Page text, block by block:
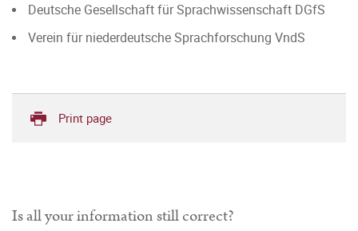
Deutsche Gesellschaft für Sprachwissenschaft DGfS
Verein für niederdeutsche Sprachforschung VndS
Print page
Is all your information still correct?